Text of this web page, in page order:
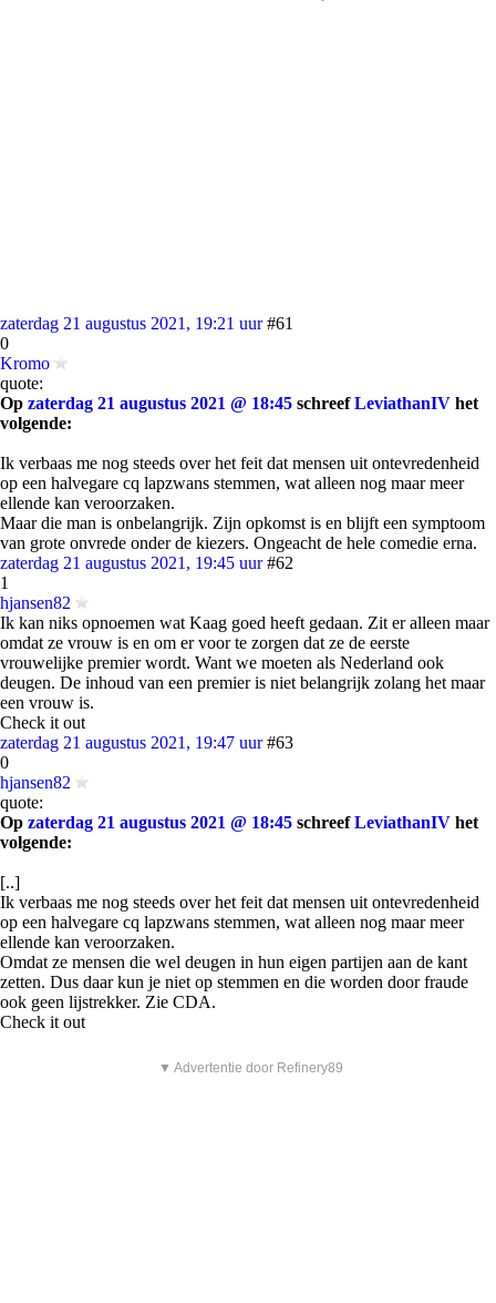
zaterdag 21 augustus 2021, 19:21 uur #61
0
Kromo
quote:
Op zaterdag 21 augustus 2021 @ 18:45 schreefLeviathanIV het
volgende:
Ik verbaas me nog steeds over het feit dat mensen uit ontevredenheid
op een halvegare cq lapzwans stemmen, wat alleen nog maar meer
ellende kan veroorzaken.
Maar die man is onbelangrijk. Zijn opkomst is en blijft een symptoom
van grote onvrede onder de kiezers. Ongeacht de hele comedie erna.
zaterdag 21 augustus 2021, 19:45 uur #62
1
hjansen82
Ik kan niks opnoemen wat Kaag goed heeft gedaan. Zit er alleen maar
omdat ze vrouw is en om er voor te zorgen dat ze de eerste
vrouwelijke premier wordt. Want we moeten als Nederland ook
deugen. De inhoud van een premier is niet belangrijk zolang het maar
een vrouw is.
Check it out
zaterdag 21 augustus 2021, 19:47 uur #63
0
hjansen82
quote:
Op zaterdag 21 augustus 2021 @ 18:45 schreefLeviathanIV het
volgende:
[..]
Ik verbaas me nog steeds over het feit dat mensen uit ontevredenheid
op een halvegare cq lapzwans stemmen, wat alleen nog maar meer
ellende kan veroorzaken.
Omdat ze mensen die wel deugen in hun eigen partijen aan de kant
zetten. Dus daar kun je niet op stemmen en die worden door fraude
ook geen lijstrekker. Zie CDA.
Check it out
▼ Advertentie door Refinery89